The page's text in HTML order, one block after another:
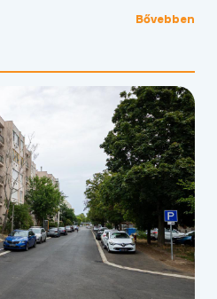
Bővebben